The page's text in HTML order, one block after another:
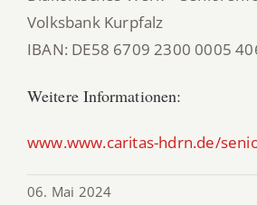
Volksbank Kurpfalz
IBAN: DE58 6709 2300 0005
Weitere Informationen:
www.www.caritas-hdrn.de/
06. Mai 2024